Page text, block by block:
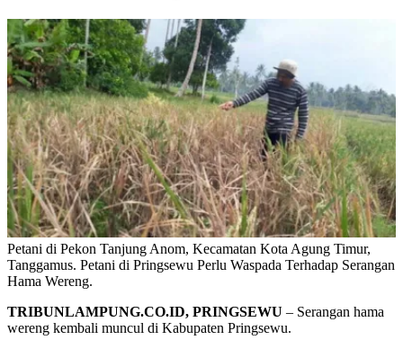
Petani di Pekon Tanjung Anom, Kecamatan Kota Agung Timur,
Tanggamus. Petani di Pringsewu Perlu Waspada Terhadap Serangan
Hama Wereng.
TRIBUNLAMPUNG.CO.ID, PRINGSEWU – Serangan hama
wereng kembali muncul di Kabupaten Pringsewu.